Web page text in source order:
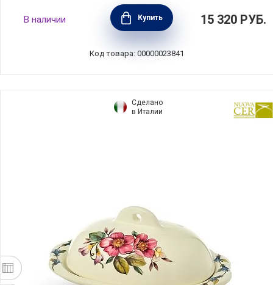
Масленка с крышкой "Томат", длина 20 см,
цвет красный, керамика, Bordallo Pinheiro,
Португалия, BOR65007111
В наличии Купить 15 320 РУБ.
Код товара: 00000023841
Сделано
в Италии